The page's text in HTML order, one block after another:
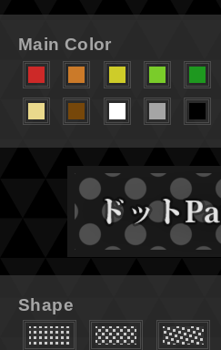
Main Color
Shape